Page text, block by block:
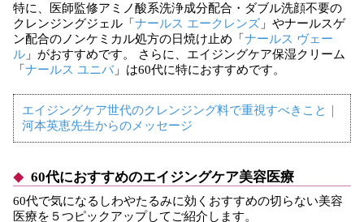
特に、医師監修アミノ酸系洗浄成分配合・ダブル洗顔不要の
クレンジングジェル「ナールス エークレンズ 」やナールスゲ
ン配合のノンケミカル処方の日焼け止め「ナールス ヴェー
ル 」がおすすめです。 さらに、エイジングケア保湿クリーム
「ナールス ユニバ」は60代に特におすすめです。
エイジングケア世代のクレンジング料で重視すべきこと｜
河本英恵先生からのメッセージ
60代におすすめのエイジングケア美容医療
60代で気になるしわやたるみに効くおすすめの切らない美容
医療を５つピックアップしてご紹介します。